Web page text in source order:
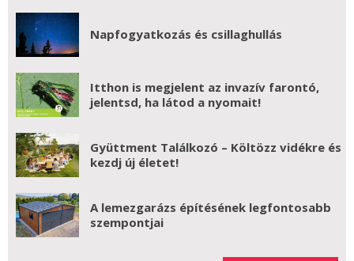
Napfogyatkozás és csillaghullás
Itthon is megjelent az invazív farontó,
jelentsd, ha látod a nyomait!
Gyüttment Találkozó – Költözz vidékre és
kezdj új életet!
A lemezgarázs építésének legfontosabb
szempontjai